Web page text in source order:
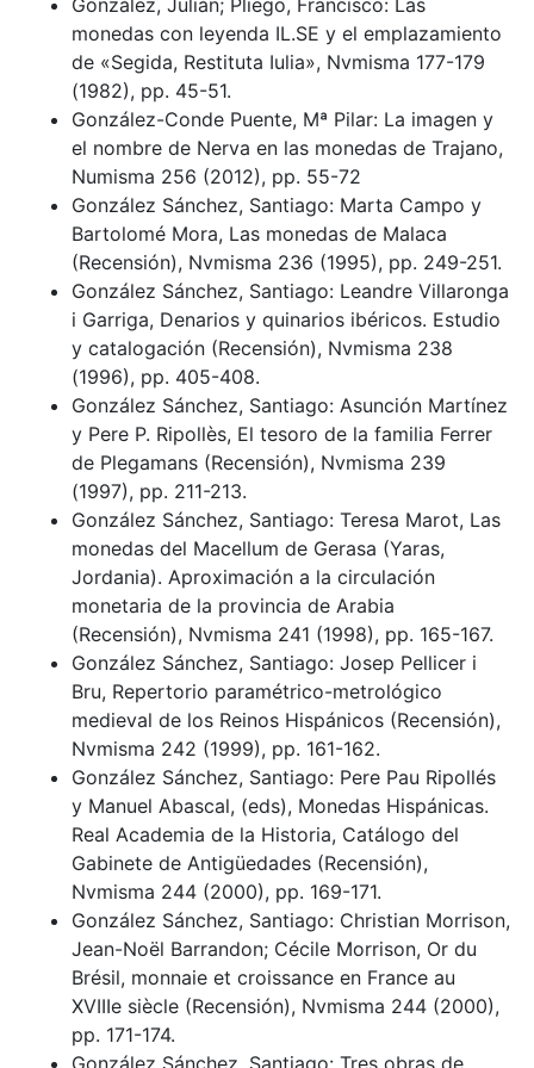
González, Julián; Pliego, Francisco: Las
monedas con leyenda IL.SE y el emplazamiento
de «Segida, Restituta Iulia», Nvmisma 177-179
(1982), pp. 45-51.
González-Conde Puente, Mª Pilar: La imagen y
el nombre de Nerva en las monedas de Trajano,
Numisma 256 (2012), pp. 55-72
González Sánchez, Santiago: Marta Campo y
Bartolomé Mora, Las monedas de Malaca
(Recensión), Nvmisma 236 (1995), pp. 249-251.
González Sánchez, Santiago: Leandre Villaronga
i Garriga, Denarios y quinarios ibéricos. Estudio
y catalogación (Recensión), Nvmisma 238
(1996), pp. 405-408.
González Sánchez, Santiago: Asunción Martínez
y Pere P. Ripollès, El tesoro de la familia Ferrer
de Plegamans (Recensión), Nvmisma 239
(1997), pp. 211-213.
González Sánchez, Santiago: Teresa Marot, Las
monedas del Macellum de Gerasa (Yaras,
Jordania). Aproximación a la circulación
monetaria de la provincia de Arabia
(Recensión), Nvmisma 241 (1998), pp. 165-167.
González Sánchez, Santiago: Josep Pellicer i
Bru, Repertorio paramétrico-metrológico
medieval de los Reinos Hispánicos (Recensión),
Nvmisma 242 (1999), pp. 161-162.
González Sánchez, Santiago: Pere Pau Ripollés
y Manuel Abascal, (eds), Monedas Hispánicas.
Real Academia de la Historia, Catálogo del
Gabinete de Antigüedades (Recensión),
Nvmisma 244 (2000), pp. 169-171.
González Sánchez, Santiago: Christian Morrison,
Jean-Noël Barrandon; Cécile Morrison, Or du
Brésil, monnaie et croissance en France au
XVIIIe siècle (Recensión), Nvmisma 244 (2000),
pp. 171-174.
González Sánchez, Santiago: Tres obras de